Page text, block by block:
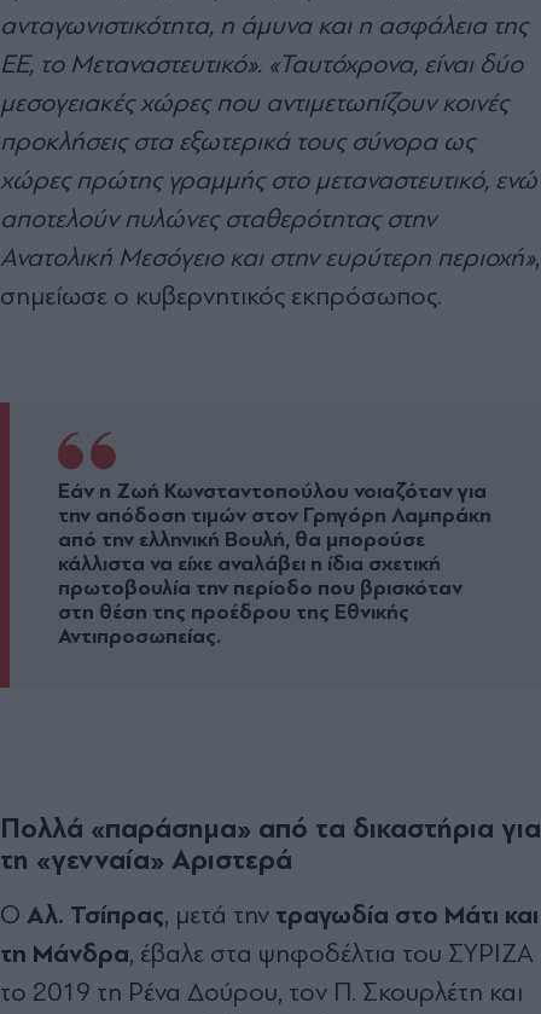
ανταγωνιστικότητα, η άμυνα και η ασφάλεια της
ΕΕ, το Μεταναστευτικό». «Ταυτόχρονα, είναι δύο
μεσογειακές χώρες που αντιμετωπίζουν κοινές
προκλήσεις στα εξωτερικά τους σύνορα ως
χώρες πρώτης γραμμής στο μεταναστευτικό, ενώ
αποτελούν πυλώνες σταθερότητας στην
Ανατολική Μεσόγειο και στην ευρύτερη περιοχή»,
σημείωσε ο κυβερνητικός εκπρόσωπος.
Εάν η Ζωή Κωνσταντοπούλου νοιαζόταν για
την απόδοση τιμών στον Γρηγόρη Λαμπράκη
από την ελληνική Βουλή, θα μπορούσε
κάλλιστα να είχε αναλάβει η ίδια σχετική
πρωτοβουλία την περίοδο που βρισκόταν
στη θέση της προέδρου της Εθνικής
Αντιπροσωπείας.
Πολλά «παράσημα» από τα δικαστήρια για
τη «γενναία» Αριστερά
Ο Αλ. Τσίπρας, μετά την τραγωδία στο Μάτι και
τη Μάνδρα, έβαλε στα ψηφοδέλτια του ΣΥΡΙΖΑ
το 2019 τη Ρένα Δούρου, τον Π. Σκουρλέτη και